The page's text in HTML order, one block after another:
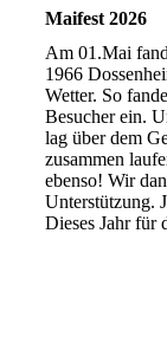
Maifest 2026
Am 01.Mai
1966
Wetter. So
Besucher ein.
lag über dem
zusammen
ebenso! Wir
Unterstützung.
Dieses Jahr für